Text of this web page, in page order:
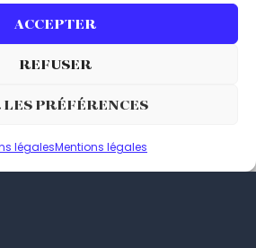
ACCEPTER
REFUSER
PRÉFÉRENCES
légalesMentions légales
Découvrez nos
projets pour nos